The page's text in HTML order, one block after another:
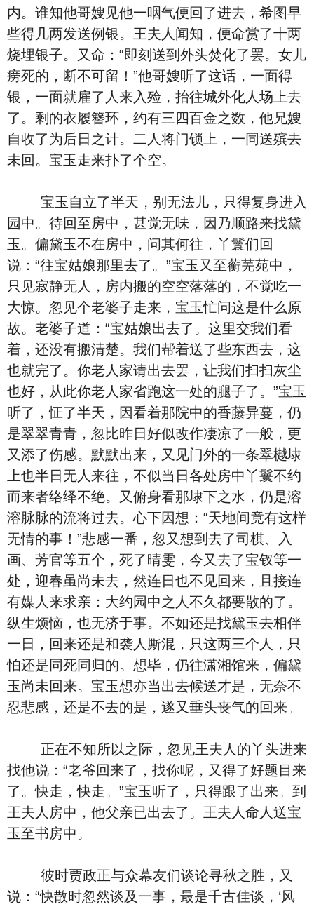
内。谁知他哥嫂见他一咽气便回了进去，希图早
些得几两发送例银。王夫人闻知，便命赏了十两
烧埋银子。又命：“即刻送到外头焚化了罢。女儿
痨死的，断不可留！”他哥嫂听了这话，一面得
银，一面就雇了人来入殓，抬往城外化人场上去
了。剩的衣履簪环，约有三四百金之数，他兄嫂
自收了为后日之计。二人将门锁上，一同送殡去
未回。宝玉走来扑了个空。
宝玉自立了半天，别无法儿，只得复身进入
园中。待回至房中，甚觉无味，因乃顺路来找黛
玉。偏黛玉不在房中，问其何往，丫鬟们回
说：“往宝姑娘那里去了。”宝玉又至蘅芜苑中，
只见寂静无人，房内搬的空空落落的，不觉吃一
大惊。忽见个老婆子走来，宝玉忙问这是什么原
故。老婆子道：“宝姑娘出去了。这里交我们看
着，还没有搬清楚。我们帮着送了些东西去，这
也就完了。你老人家请出去罢，让我们扫扫灰尘
也好，从此你老人家省跑这一处的腿子了。”宝玉
听了，怔了半天，因看着那院中的香藤异蔓，仍
是翠翠青青，忽比昨日好似改作凄凉了一般，更
又添了伤感。默默出来，又见门外的一条翠樾埭
上也半日无人来往，不似当日各处房中丫鬟不约
而来者络绎不绝。又俯身看那埭下之水，仍是溶
溶脉脉的流将过去。心下因想：“天地间竟有这样
无情的事！”悲感一番，忽又想到去了司棋、入
画、芳官等五个，死了晴雯，今又去了宝钗等一
处，迎春虽尚未去，然连日也不见回来，且接连
有媒人来求亲：大约园中之人不久都要散的了。
纵生烦恼，也无济于事。不如还是找黛玉去相伴
一日，回来还是和袭人厮混，只这两三个人，只
怕还是同死同归的。想毕，仍往潇湘馆来，偏黛
玉尚未回来。宝玉想亦当出去候送才是，无奈不
忍悲感，还是不去的是，遂又垂头丧气的回来。
正在不知所以之际，忽见王夫人的丫头进来
找他说：“老爷回来了，找你呢，又得了好题目来
了。快走，快走。”宝玉听了，只得跟了出来。到
王夫人房中，他父亲已出去了。王夫人命人送宝
玉至书房中。
彼时贾政正与众幕友们谈论寻秋之胜，又
说：“快散时忽然谈及一事，最是千古佳谈，‘风